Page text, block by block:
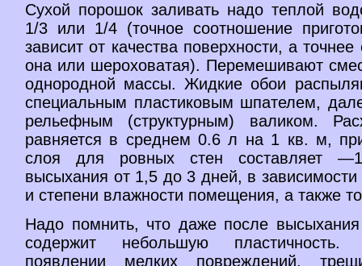
Сухой порошок заливать надо теплой
1/3 или 1/4 (точное соотношение
зависит от качества поверхности, а точнее
она или шероховатая). Перемешивают
однородной массы. Жидкие обои
специальным пластиковым шпателем,
рельефным (структурным) валиком.
равняется в среднем 0.6 л на 1 кв. м,
слоя для ровных стен составляет
высыхания от 1,5 до 3 дней, в зависимости
и степени влажности помещения, а также
Надо помнить, что даже после
содержит небольшую
появлении мелких повреждений,